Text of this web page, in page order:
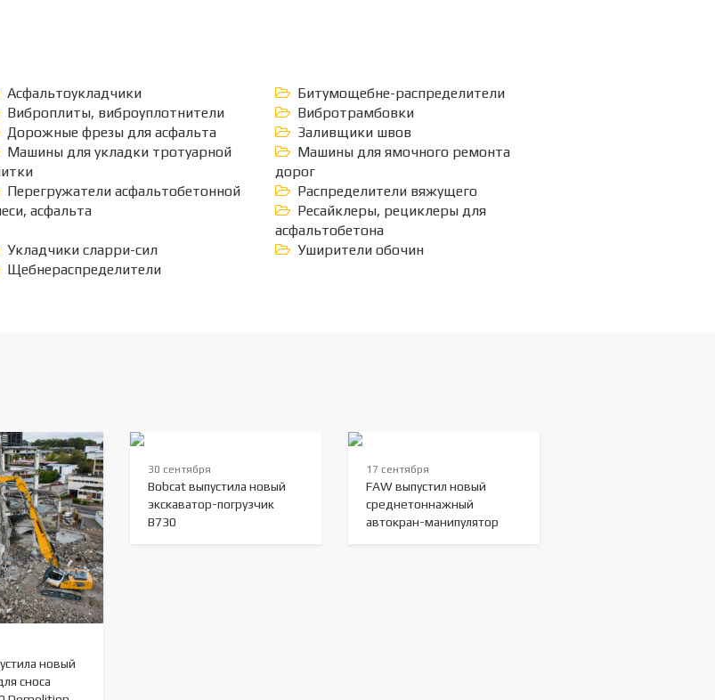
Асфальтоукладчики
Битумощебне-распределители
Виброплиты, виброуплотнители
Вибротрамбовки
Дорожные фрезы для асфальта
Заливщики швов
Машины для укладки тротуарной
Машины для ямочного ремонта
дорог
Перегружатели асфальтобетонной
асфальта
Распределители вяжущего
Ресайклеры, рециклеры для
асфальтобетона
Укладчики сларри-сил
Уширители обочин
Щебнераспределители
новый
сноса
30 сентября
Bobcat выпустила новый
экскаватор-погрузчик
B730
17 сентября
FAW выпустил новый
среднетоннажный
автокран-манипулятор